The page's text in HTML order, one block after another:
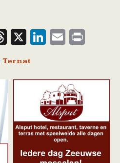
Threads
X LinkedIn
Email
Ternat